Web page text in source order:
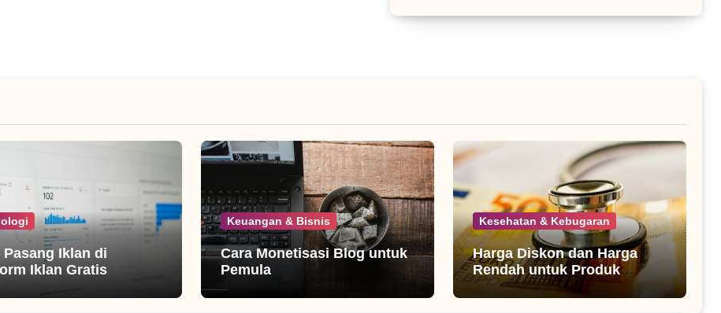
Pasang Iklan di
Iklan Gratis
Keuangan & Bisnis
Cara Monetisasi Blog untuk
Pemula
Kesehatan & Kebugaran
Harga Diskon dan Harga
Rendah untuk Produk
Kesehatan